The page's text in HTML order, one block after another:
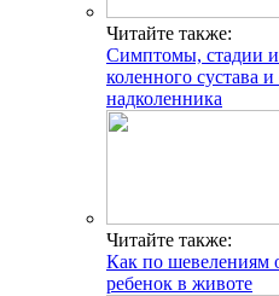
Читайте также:
Симптомы, стадии и
коленного сустава
надколенника
Читайте также:
Как по шевелениям
ребенок в животе